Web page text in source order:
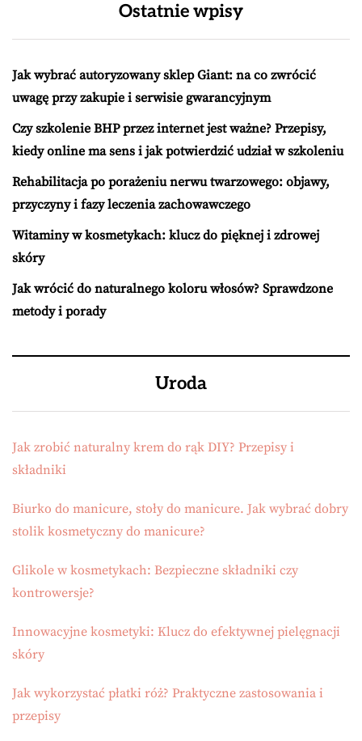
Ostatnie wpisy
Jak wybrać autoryzowany sklep Giant: na co zwrócić
uwagę przy zakupie i serwisie gwarancyjnym
Czy szkolenie BHP przez internet jest ważne? Przepisy,
kiedy online ma sens i jak potwierdzić udział w szkoleniu
Rehabilitacja po porażeniu nerwu twarzowego: objawy,
przyczyny i fazy leczenia zachowawczego
Witaminy w kosmetykach: klucz do pięknej i zdrowej
skóry
Jak wrócić do naturalnego koloru włosów? Sprawdzone
metody i porady
Uroda
Jak zrobić naturalny krem do rąk DIY? Przepisy i
składniki
Biurko do manicure, stoły do manicure. Jak wybrać dobry
stolik kosmetyczny do manicure?
Glikole w kosmetykach: Bezpieczne składniki czy
kontrowersje?
Innowacyjne kosmetyki: Klucz do efektywnej pielęgnacji
skóry
Jak wykorzystać płatki róż? Praktyczne zastosowania i
przepisy